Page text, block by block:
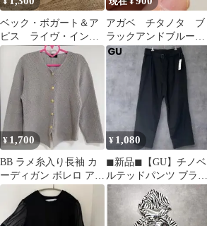
ベック・ボガート＆ア
ピス ライヴ・イン・
ジャパン
アガベ チタノタ ブ
ラックアンドブルー
強棘 極上株 ※未発
根
¥1,700
BB ラメ糸入り長袖 カ
ーディガン ボレロ アウ
ター 金ボタン
¥ 1,080
◼︎新品◼︎【GU】チノベ
ルテッドパンツ ブラッ
ク Lサイズ